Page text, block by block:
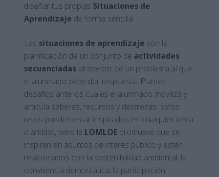
diseñar tus propias Situaciones de
Aprendizaje de forma sencilla.
Las situaciones de aprendizaje son la
planificación de un conjunto de actividades
secuenciadas alrededor de un problema al que
el alumnado debe dar respuesta. Plantea
desafíos ante los cuales el alumnado moviliza y
articula saberes, recursos y destrezas. Estos
retos pueden estar inspirados en cualquier tema
o ámbito, pero la LOMLOE promueve que se
inspiren en asuntos de interés público y estén
relacionados con la sostenibilidad ambiental, la
convivencia democrática, la participación